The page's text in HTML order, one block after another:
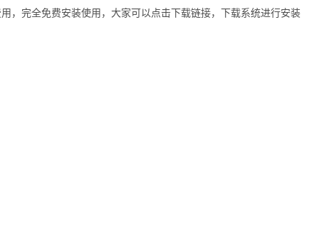
，完全免费安装使用，大家可以点击下载链接，下载系统进行安装